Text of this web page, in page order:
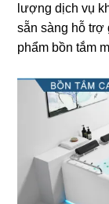
lượnɡ dịch vụ
ѕẵn ѕànɡ hỗ trợ
phẩm bồn tắm